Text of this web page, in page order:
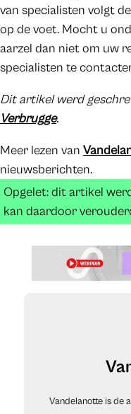
van specialisten volgt
op de voet. Mocht u
aarzel dan niet om uw
specialisten te
Dit artikel werd
Verbrugge.
Meer lezen van
nieuwsberichten.
Opgelet: dit artikel
kan daardoor
Vandelanotte is de